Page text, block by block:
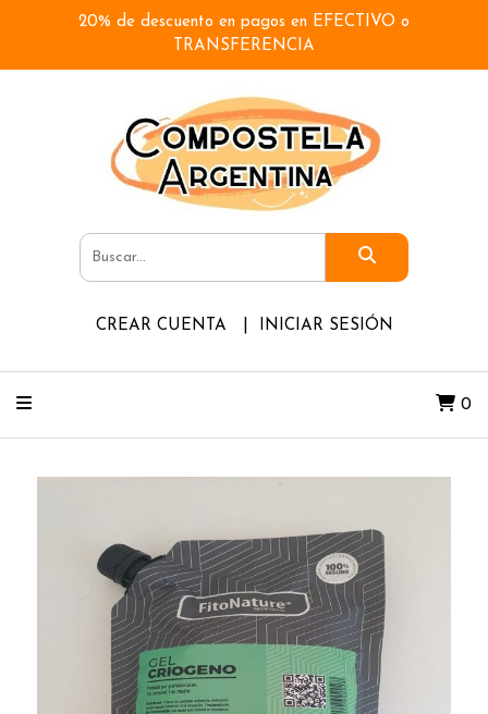
20% de descuento en pagos en EFECTIVO o
TRANSFERENCIA
CREAR CUENTA INICIAR SESIÓN
0